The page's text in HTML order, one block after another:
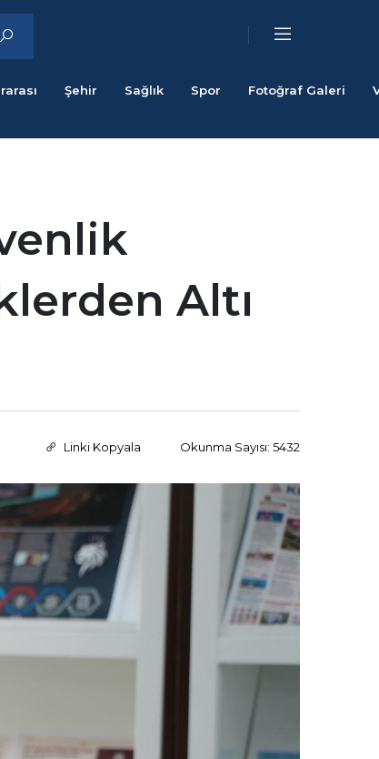
Şehir Sağlık Spor Fotoğraf Galeri
Altı
Linki Kopyala Okunma Sayısı: 5432